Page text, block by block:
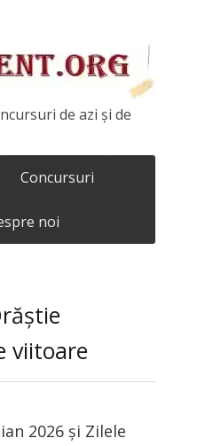
de azi și de
Concursuri
noi
viitoare
2026 și Zilele